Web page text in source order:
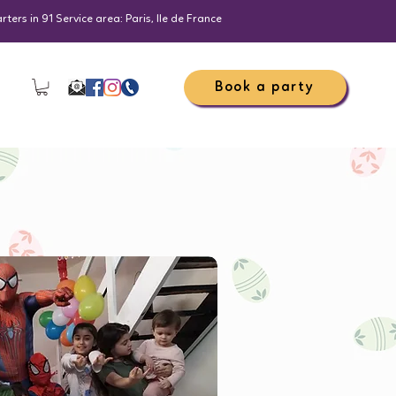
in 91 Service area: Paris, Ile de France
Book a party